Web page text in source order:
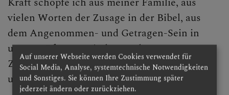
TERMINE
vielen Worten der Zusage in der Bibel, aus
dem Angenommen- und Getragen-Sein in
unserer Pfarrgemeinde, aus der guten
Zusammenarbeit mit vielen Menschen in
unserer Pfarre.
Auf unserer Webseite werden Cookies verwendet für
Social Media, Analyse, systemtechnische Notwendigkeiten
und Sonstiges. Sie können Ihre Zustimmung später
jederzeit ändern oder zurückziehen.